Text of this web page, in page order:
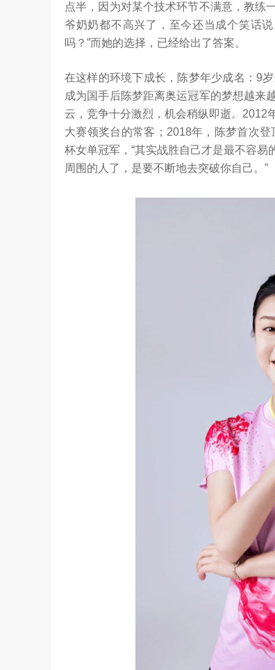
点半，因为对某个技术环节不满意，教练
爷奶奶都不高兴了，至今还当成个笑话
吗？”而她的选择，已经给出了答案。
在这样的环境下成长，陈梦年少成名：9
成为国手后陈梦距离奥运冠军的梦想越来
云，竞争十分激烈，机会稍纵即逝。2012
大赛领奖台的常客；2018年，陈梦首次
杯女单冠军，“其实战胜自己才是最不容
周围的人了，是要不断地去突破你自己。”